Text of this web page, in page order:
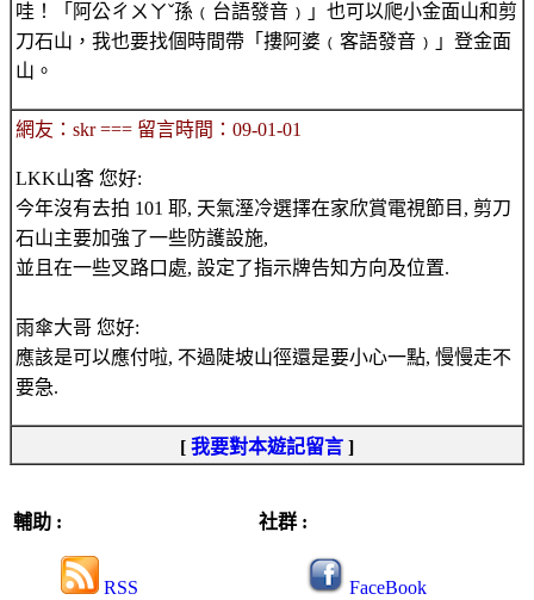
哇！「阿公ㄔㄨㄚˇ孫﹙台語發音﹚」也可以爬小金面山和剪
刀石山，我也要找個時間帶「摟阿婆﹙客語發音﹚」登金面
山。
網友：skr === 留言時間：09-01-01
LKK山客 您好:
今年沒有去拍 101 耶, 天氣溼冷選擇在家欣賞電視節目, 剪刀
石山主要加強了一些防護設施,
並且在一些叉路口處, 設定了指示牌告知方向及位置.
雨傘大哥 您好:
應該是可以應付啦, 不過陡坡山徑還是要小心一點, 慢慢走不
要急.
[ 我要對本遊記留言 ]
輔助 :
RSS
社群 :
FaceBook